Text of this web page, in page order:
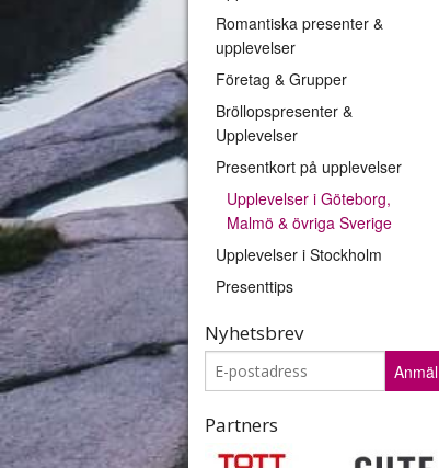
Romantiska presenter &
upplevelser
Företag & Grupper
Bröllopspresenter &
Upplevelser
Presentkort på upplevelser
Upplevelser i Göteborg,
Malmö & övriga Sverige
Upplevelser i Stockholm
Presenttips
Nyhetsbrev
Anmäl
Partners